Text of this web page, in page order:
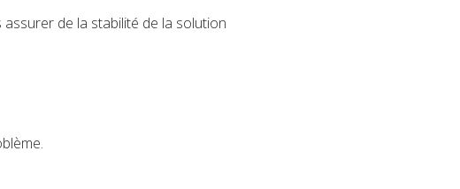
de la stabilité de la solution